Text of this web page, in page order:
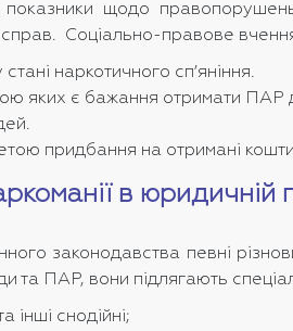
показники щодо
Соціально-правове
наркотичного сп’яніння.
яких є бажання отримати ПАР
придбання на отримані
в
законодавства певні
та ПАР, вони підлягають
інші снодійні;